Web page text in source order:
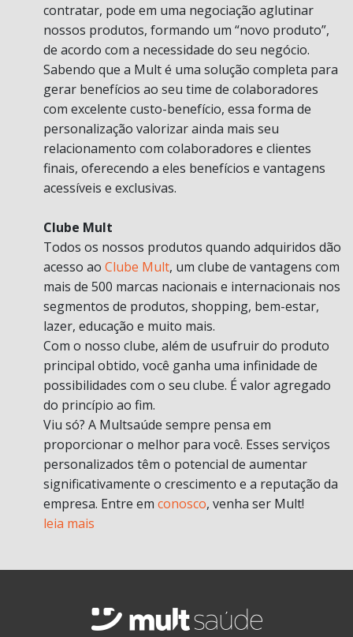
contratar, pode em uma negociação aglutinar
nossos produtos, formando um “novo produto”,
de acordo com a necessidade do seu negócio.
Sabendo que a Mult é uma solução completa para
gerar benefícios ao seu time de colaboradores
com excelente custo-benefício, essa forma de
personalização valorizar ainda mais seu
relacionamento com colaboradores e clientes
finais, oferecendo a eles benefícios e vantagens
acessíveis e exclusivas.
Clube Mult
Todos os nossos produtos quando adquiridos dão
acesso ao Clube Mult, um clube de vantagens com
mais de 500 marcas nacionais e internacionais nos
segmentos de produtos, shopping, bem-estar,
lazer, educação e muito mais.
Com o nosso clube, além de usufruir do produto
principal obtido, você ganha uma infinidade de
possibilidades com o seu clube. É valor agregado
do princípio ao fim.
Viu só? A Multsaúde sempre pensa em
proporcionar o melhor para você. Esses serviços
personalizados têm o potencial de aumentar
significativamente o crescimento e a reputação da
empresa. Entre em conosco, venha ser Mult!
leia mais